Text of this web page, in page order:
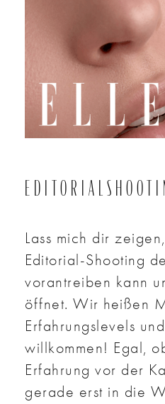
Lass mich dir
Editorial-Shooting
vorantreiben kann
öffnet. Wir heißen
Erfahrungslevels
willkommen! Egal,
Erfahrung vor der
gerade erst in die